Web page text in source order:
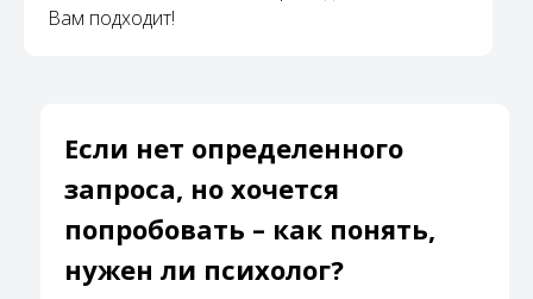
Вам подходит!
Если нет определенного
запроса, но хочется
попробовать – как понять,
нужен ли психолог?